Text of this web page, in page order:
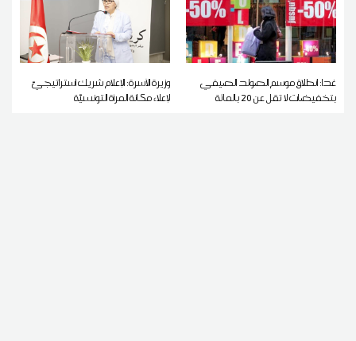
غدا: انطلاق موسم الصولد الصيفي
بتخفيضات لا تقل عن 20 بالمائة
وزيرة الأسرة: الإعلام شريك استراتيجيّ
لإعلاء مكانة المرأة التونسيّة